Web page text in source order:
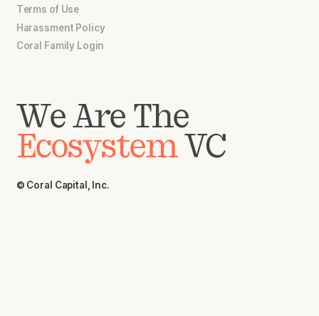
Terms of Use
Harassment Policy
Coral Family Login
We Are The
EcosystemVC
© Coral Capital, Inc.